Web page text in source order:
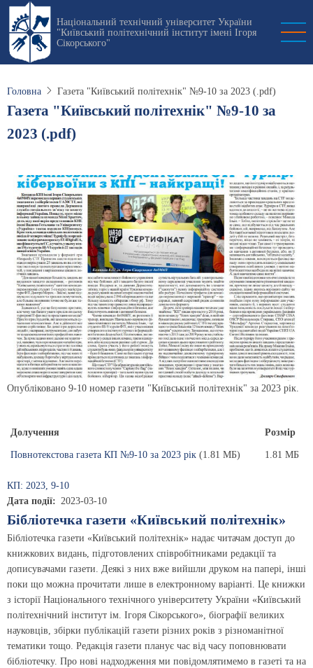
Перейти
основного
вмісту
Національний технічний університет України
"Київський політехнічний інститут імені Ігоря
Сікорського"
Головна Газета "Київський політехнік" №9-10 за 2023 (.pdf)
Газета "Київський політехнік" №9-10 за
2023 (.pdf)
Опубліковано 9-10 номер газети "Київський політехнік" за 2023 рік.
Долучення Розмір
Повнотекстова газета КП №9-10 за 2023 рік (1.81 МБ) 1.81 МБ
КП: 2023, 9-10
Дата події
2023-03-10
Бібліотечка газети «Київський політехнік»
Бібліотечка газети «Київський політехнік» надає читачам доступ до
книжкових видань, підготовлених співробітниками редакції та
дописувачами газети. Деякі з них вже вийшли друком на папері, інші
поки що можна прочитати лише в електронному варіанті. Це книжки
з історії Національного технічного університету України «Київський
політехнічний інститут ім. Ігоря Сікорського», біографії великих
науковців, збірки публікацій газети різних років з різноманітної
тематики тощо. Редакція газети планує час від часу поповнювати
бібліотечку. Про нові надходження ми повідомлятимемо в газеті та на